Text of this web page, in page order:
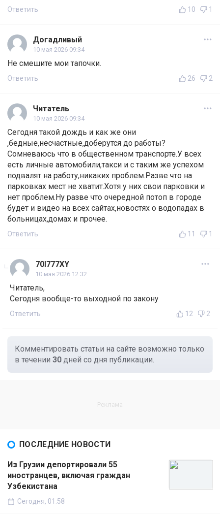
Ответить 10 1
Догадливый
10 мая 2026 09:34
Не смешите мои тапочки.
Ответить 26 2
Читатель
10 мая 2026 09:34
Сегодня такой дождь и как же они
,бедные,несчастные,доберутся до работы?
Сомневаюсь что в общественном транспорте.У всех
есть личные автомобили,такси и с таким же успехом
подвалят на работу,никаких проблем.Разве что на
парковках мест не хватит.Хотя у них свои парковки и
нет проблем.Ну разве что очередной потоп в городе
будет и видео на всех сайтах,новостях о водопадах в
больницах,домах и прочее.
Ответить 11 1
70I777XY
10 мая 2026 12:32
Читатель,
Сегодня вообще-то выходной по закону
Ответить 12 2
Комментировать статьи на сайте возможно только
в течении 30 дней со дня публикации.
ПОСЛЕДНИЕ НОВОСТИ
Из Грузии депортировали 55
иностранцев, включая граждан
Узбекистана
Сегодня, 01:58